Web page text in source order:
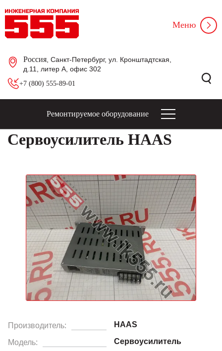
Россия , Санкт-Петербург, ул. Кронштадтская,
д.11, литер А, офис 302
+7 (800) 555-89-01
Меню
Ремонтируемое оборудование
Сервоусилитель HAAS
Производитель: HAAS
Модель: Сервоусилитель